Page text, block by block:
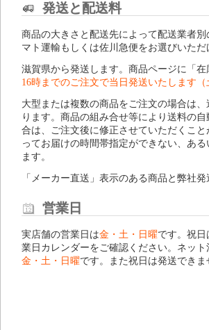
発送と配送料
商品の大きさと配送先によって配送業者
マト運輸もしくは佐川急便をお選びいただ
滋賀県から発送します。商品ページに「
16時までのご注文で当日発送いたします（
大型または複数の商品をご注文の場合は
ります。商品の組み合せ等により送料の
合は、ご注文後に修正させていただくこ
ってお届けの時間帯指定ができない、あ
ます。
「メーカー直送」表示のある商品と弊社
営業日
実店舗の営業日は金・土・日曜です。祝
業日カレンダーをご確認ください。ネッ
金・土・日曜です。また祝日は発送できま